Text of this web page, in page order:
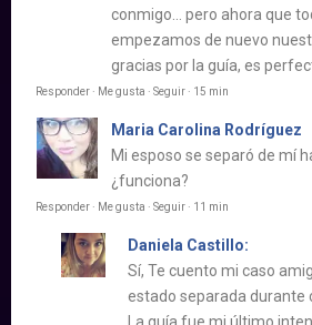
conmigo… pero ahora que
empezamos de nuevo
gracias por la guía, es
Responder · Me gusta · Seguir · 15 min
Maria Carolina Rodríguez
Mi esposo se separó de mí
¿funciona?
Responder · Me gusta · Seguir · 11 min
Daniela Castillo:
Sí, Te cuento mi caso
estado separada durante
La guía fue mi último